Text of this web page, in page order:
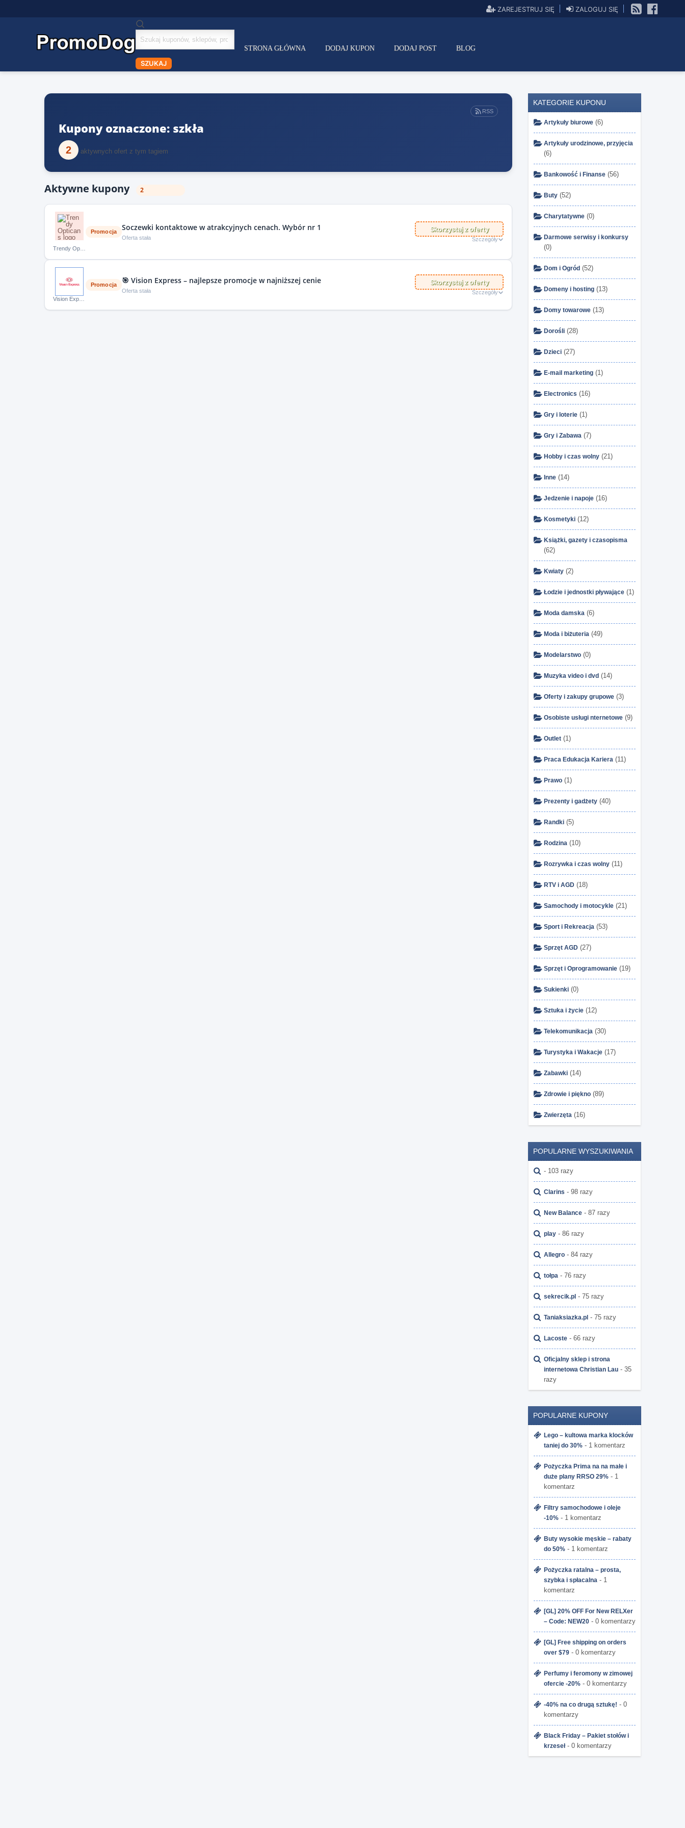
ZAREJESTRUJ SIĘ
ZALOGUJ SIĘ
Szukaj
kuponów
SZUKAJ
STRONA GŁÓWNA DODAJ KUPON DODAJ POST BLOG
RSS
Kupony oznaczone: szkła
2 aktywnych ofert z tym tagiem
Aktywne kupony 2
Promocja Soczewki kontaktowe w atrakcyjnych cenach. Wybór nr 1
Oferta stała
Skorzystaj z oferty
Szczegóły
Promocja 🎯 Vision Express – najlepsze promocje w najniższej cenie
Oferta stała
Skorzystaj z oferty
Szczegóły
KATEGORIE KUPONU
Artykuły biurowe (6)
Artykuły urodzinowe, przyjęcia
(6)
Bankowość i Finanse (56)
Buty (52)
Charytatywne (0)
Darmowe serwisy i konkursy
(0)
Dom i Ogród (52)
Domeny i hosting (13)
Domy towarowe (13)
Dorośli (28)
Dzieci (27)
E-mail marketing (1)
Electronics (16)
Gry i loterie (1)
Gry i Zabawa (7)
Hobby i czas wolny (21)
Inne (14)
Jedzenie i napoje (16)
Kosmetyki (12)
Książki, gazety i czasopisma
(62)
Kwiaty (2)
Łodzie i jednostki pływające (1)
Moda damska (6)
Moda i biżuteria (49)
Modelarstwo (0)
Muzyka video i dvd (14)
Oferty i zakupy grupowe (3)
Osobiste usługi nternetowe (9)
Outlet (1)
Praca Edukacja Kariera (11)
Prawo (1)
Prezenty i gadżety (40)
Randki (5)
Rodzina (10)
Rozrywka i czas wolny (11)
RTV i AGD (18)
Samochody i motocykle (21)
Sport i Rekreacja (53)
Sprzęt AGD (27)
Sprzęt i Oprogramowanie (19)
Sukienki (0)
Sztuka i życie (12)
Telekomunikacja (30)
Turystyka i Wakacje (17)
Zabawki (14)
Zdrowie i piękno (89)
Zwierzęta (16)
POPULARNE WYSZUKIWANIA
- 103 razy
Clarins - 98 razy
New Balance - 87 razy
play - 86 razy
Allegro - 84 razy
tołpa - 76 razy
sekrecik.pl - 75 razy
Taniaksiazka.pl - 75 razy
Lacoste - 66 razy
Oficjalny sklep i strona
internetowa Christian Lau - 35
razy
POPULARNE KUPONY
Lego – kultowa marka klocków
taniej do 30% - 1 komentarz
Pożyczka Prima na na małe i
duże plany RRSO 29% - 1
komentarz
Filtry samochodowe i oleje
-10% - 1 komentarz
Buty wysokie męskie – rabaty
do 50% - 1 komentarz
Pożyczka ratalna – prosta,
szybka i spłacalna - 1
komentarz
[GL] 20% OFF For New RELXer
– Code: NEW20 - 0 komentarzy
[GL] Free shipping on orders
over $79 - 0 komentarzy
Perfumy i feromony w zimowej
ofercie -20% - 0 komentarzy
-40% na co drugą sztukę! - 0
komentarzy
Black Friday – Pakiet stołów i
krzeseł- 0 komentarzy